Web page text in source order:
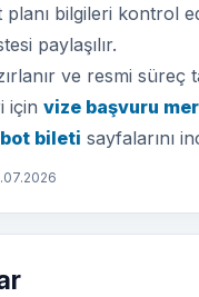
bilgileri kontrol
paylaşılır.
ve resmi süreç
için vize başvuru
bileti sayfalarını